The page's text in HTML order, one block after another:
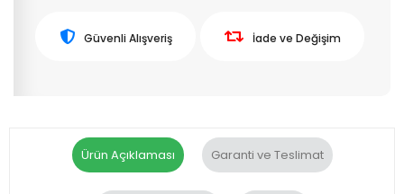
Güvenli Alışveriş İade ve Değişim
Ürün Açıklaması Garanti ve Teslimat